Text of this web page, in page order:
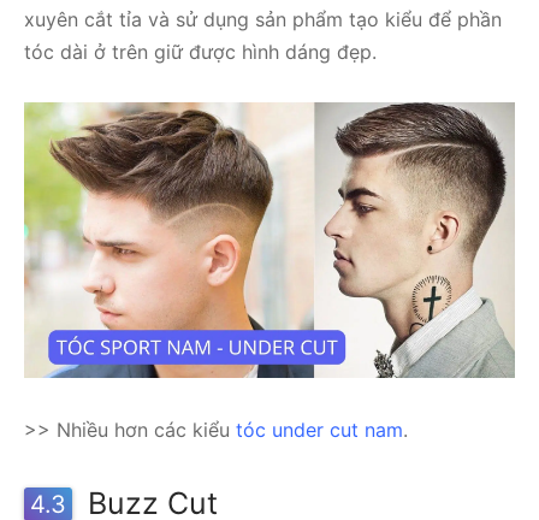
xuyên cắt tỉa và sử dụng sản phẩm tạo kiểu để phần
tóc dài ở trên giữ được hình dáng đẹp.
>> Nhiều hơn các kiểu tóc under cut nam.
4.3 Buzz Cut